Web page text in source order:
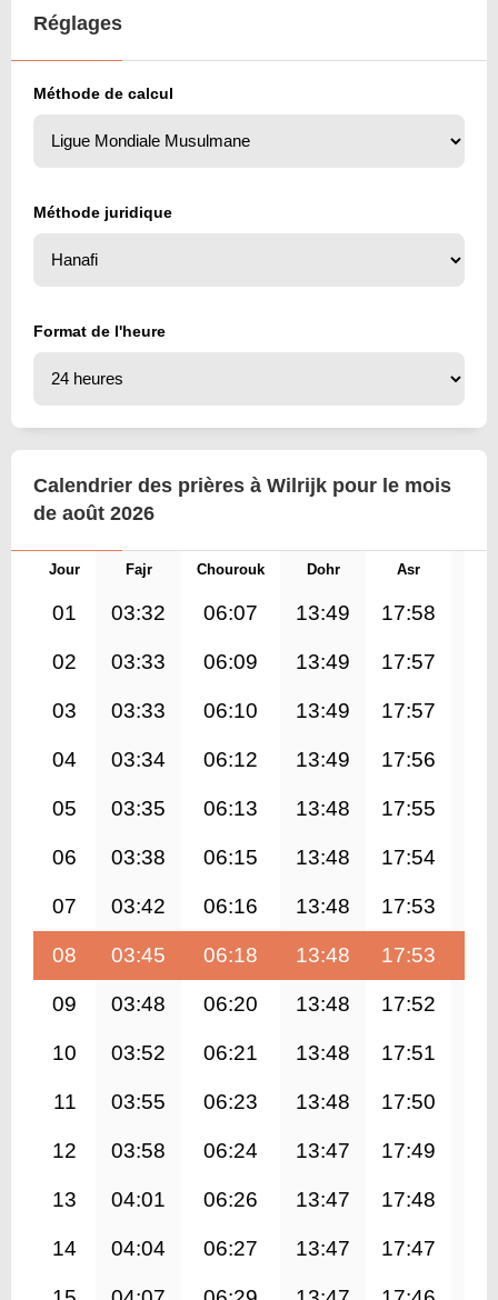
Réglages
Méthode de calcul
Méthode juridique
Format de l'heure
Calendrier des prières à Wilrijk pour le mois
de août 2026
Jour Fajr Chourouk Dohr Asr
01 03:32 06:07 13:49 17:58
02 03:33 06:09 13:49 17:57
03 03:33 06:10 13:49 17:57
04 03:34 06:12 13:49 17:56
05 03:35 06:13 13:48 17:55
06 03:38 06:15 13:48 17:54
07 03:42 06:16 13:48 17:53
08 03:45 06:18 13:48 17:53
09 03:48 06:20 13:48 17:52
10 03:52 06:21 13:48 17:51
11 03:55 06:23 13:48 17:50
12 03:58 06:24 13:47 17:49
13 04:01 06:26 13:47 17:48
14 04:04 06:27 13:47 17:47